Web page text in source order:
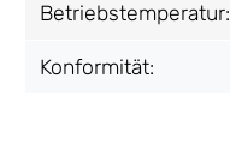
Betriebstemperatur:
Konformität: